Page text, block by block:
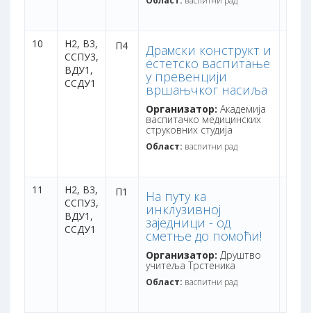
10 Н2, В3,
ССПУ3,
ВДУ1,
ССДУ1
П4 Драмски конструкт и
естетско васпитање
у превенцији
вршањчког насиља
Организатор: Академија
васпитачко медицинских
струковних студија
Област: васпитни рад
11 Н2, В3,
ССПУ3,
ВДУ1,
ССДУ1
П1 На путу ка
инклузивној
заједници - од
сметње до помоћи!
Организатор: Друштво
учитеља Трстеника
Област: васпитни рад